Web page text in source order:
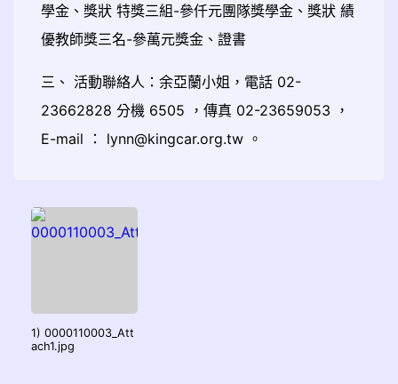
學金、獎狀 特獎三組-參仟元團隊獎學金、獎狀 績
優教師獎三名-參萬元獎金、證書
三、 活動聯絡人：余亞蘭小姐，電話 02-
23662828 分機 6505 ，傳真 02-23659053 ，
E-mail ： lynn@kingcar.org.tw 。
1) 0000110003_Att
ach1.jpg